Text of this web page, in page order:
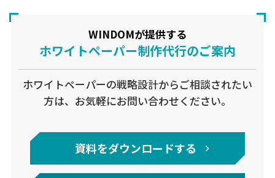
WINDOMが提供する
ホワイトペーパー制作代行のご案内
ホワイトペーパーの戦略設計からご相談されたい
方は、お気軽にお問い合わせください。
資料をダウンロードする